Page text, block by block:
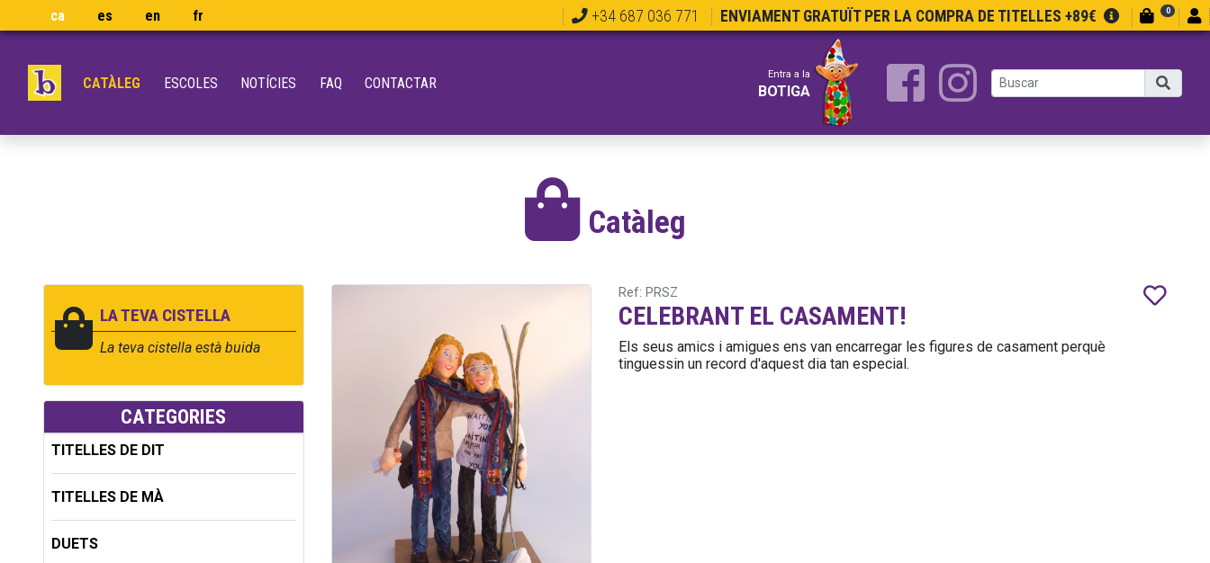
ca es en fr +34 687 036 771 ENVIAMENT GRATUÏT PER LA COMPRA DE TITELLES +89€ 0
CATÀLEG ESCOLES NOTÍCIES FAQ CONTACTAR Entra a la
BOTIGA
Catàleg
LA TEVA CISTELLA
La teva cistella està buida
CATEGORIES
TITELLES DE DIT
TITELLES DE MÀ
DUETS
Ref: PRSZ
CELEBRANT EL CASAMENT!
Els seus amics i amigues ens van encarregar les figures de casament perquè
tinguessin un record d'aquest dia tan especial.